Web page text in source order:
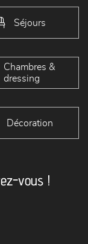
Séjours
Chambres &
dressing
Décoration
vous !